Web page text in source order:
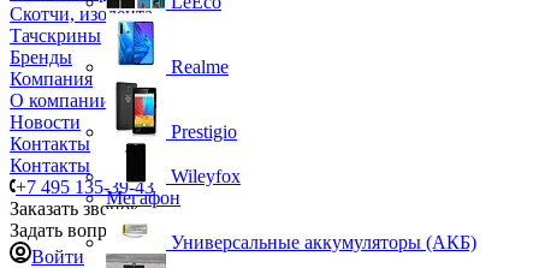
Скотчи, изолента
Тачскрины
Бренды
Компания
О компании
Новости
Контакты
Контакты
+7 495 135-39-43
Заказать звонок
Задать вопрос
Войти
Realme
Prestigio
Wileyfox
Мегафон
Универсальные аккумуляторы (АКБ)